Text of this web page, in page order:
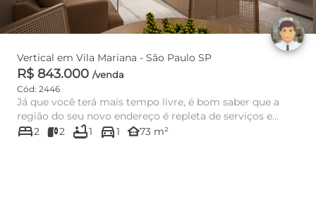
Vertical em Vila Mariana - São Paulo SP
R$ 843.000 /venda
Cód: 2446
Já que você terá mais tempo livre, é bom saber que a
região do seu novo endereço é repleta de serviços e
comércio, como ...
bed2 2 bathtub1 directions_car1 other_houses73 m²